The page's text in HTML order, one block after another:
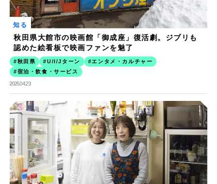
知る
秋田県大館市の映画館「御成座」復活劇。ジブリも
認めた絵看板で映画ファンを魅了
秋田県 U/I/Jターン
エンタメ・カルチャー
宿泊・飲食・サービス
2025.04.23